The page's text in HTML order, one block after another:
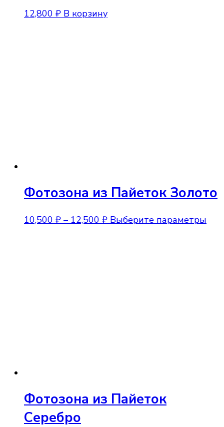
12,800 ₽ В корзину
Фотозона из Пайеток Золото
10,500 ₽ – 12,500 ₽Диапазон
Выберите параметры
Фотозона из Пайеток
Серебро